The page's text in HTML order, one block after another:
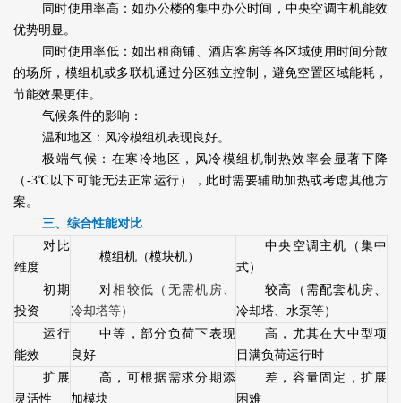
同时使用率高：如办公楼的集中办公时间，中央空调主机能效
优势明显。
同时使用率低：如出租商铺、酒店客房等各区域使用时间分散
的场所，模组机或多联机通过分区独立控制，避免空置区域能耗，
节能效果更佳。
气候条件的影响：
温和地区：风冷模组机表现良好。
极端气候：在寒冷地区，风冷模组机制热效率会显著下降
（-3℃以下可能无法正常运行），此时需要辅助加热或考虑其他方
案。
三、综合性能对比
对比
维度
模组机（模块机）
中央空调主机（集中
式）
初期
投资
对相 较低（无需机房、
冷却塔等）
较高（需配套机房、
冷却塔、水泵等）
运行
能效
中等，部分负荷下表现
良好
高，尤其在大中型项
目满负荷运行时
扩展
灵活性
高，可根据需求分期添
加模块
差，容量固定，扩展
困难